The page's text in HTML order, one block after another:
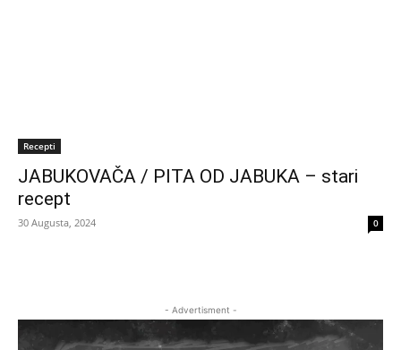
Recepti
JABUKOVAČA / PITA OD JABUKA – stari
recept
30 Augusta, 2024 0
- Advertisment -